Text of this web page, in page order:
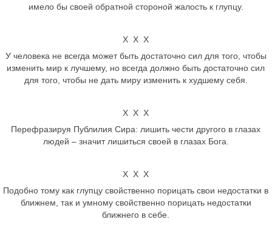
имело бы своей обратной стороной жалость к глупцу.
Х Х Х
У человека не всегда может быть достаточно сил для того, чтобы
изменить мир к лучшему, но всегда должно быть достаточно сил
для того, чтобы не дать миру изменить к худшему себя.
Х Х Х
Перефразируя Публилия Сира: лишить чести другого в глазах
людей – значит лишиться своей в глазах Бога.
Х Х Х
Подобно тому как глупцу свойственно порицать свои недостатки в
ближнем, так и умному свойственно порицать недостатки
ближнего в себе.